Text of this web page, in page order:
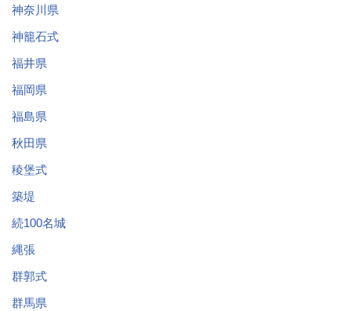
神奈川県
神籠石式
福井県
福岡県
福島県
秋田県
稜堡式
築堤
続100名城
縄張
群郭式
群馬県